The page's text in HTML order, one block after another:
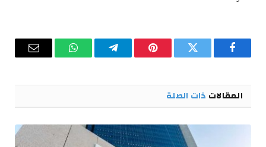
فيسبوك تويتر بينتيريستتيلقرام واتساب البريد
المقالات ذات الصلة